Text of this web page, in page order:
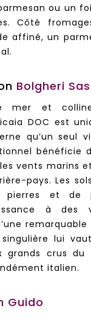
ou un
Côté
affiné, un
Bolgheri
mer et
DOC est
qu’un seul
bénéficie
vents marins
pays. Les
pierres et de
à des
lui
grands crus du
italien.
Guido